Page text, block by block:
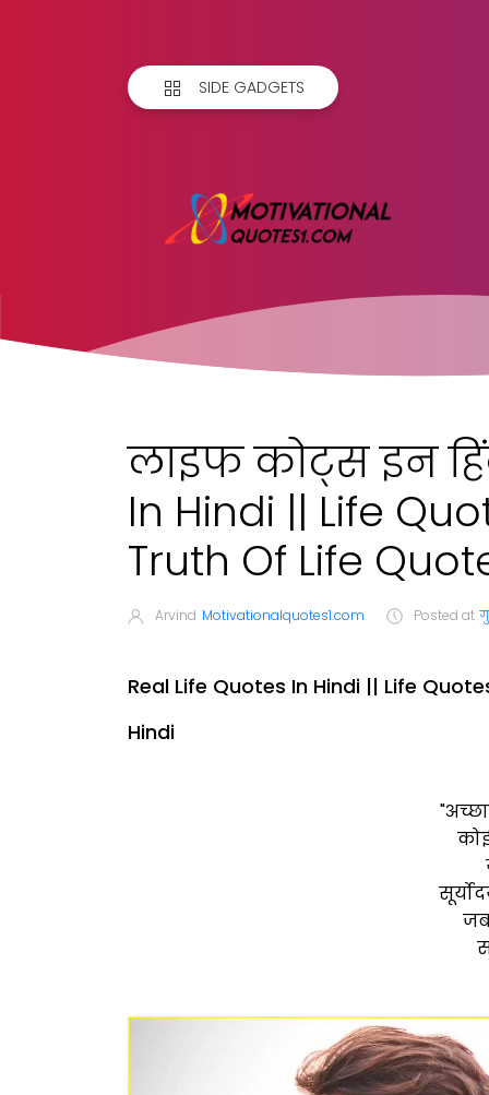
SIDE GADGETS
लाइफ कोट्स इन
In Hindi || Life
Truth Of Life
Arvind Motivationalquotes1.com Posted at
Real Life Quotes In Hindi || Life
Hindi